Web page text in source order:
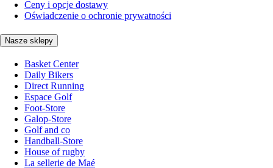
Ceny i opcje dostawy
Oświadczenie o ochronie prywatności
Nasze sklepy
Basket Center
Daily Bikers
Direct Running
Espace Golf
Foot-Store
Galop-Store
Golf and co
Handball-Store
House of rugby
La sellerie de Maé